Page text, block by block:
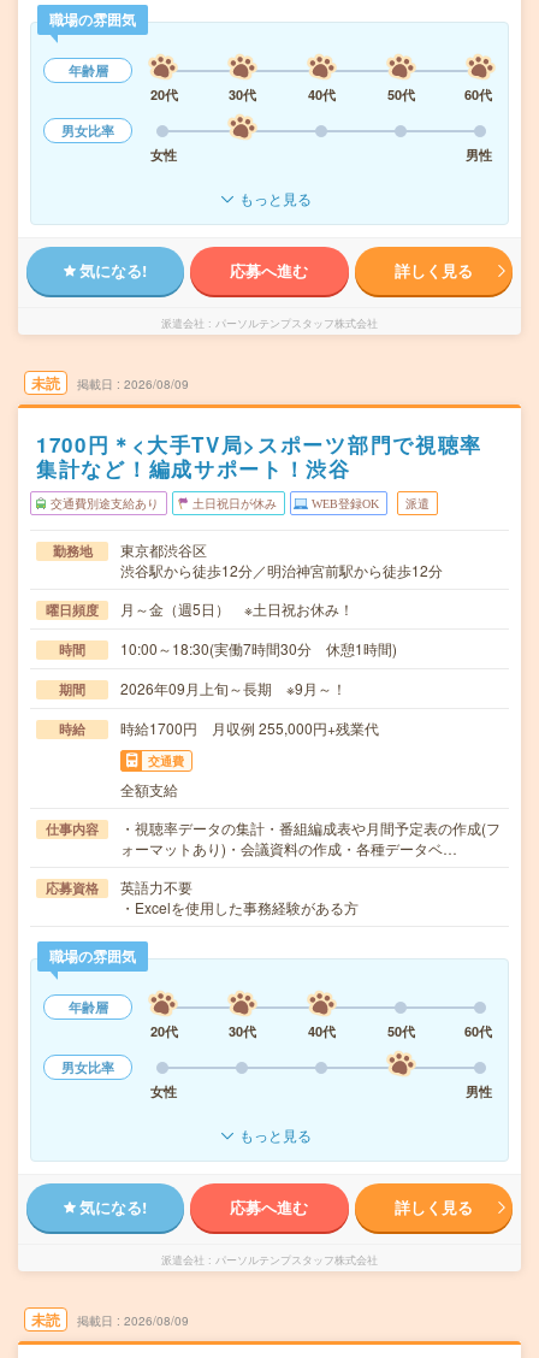
職場の雰囲気
年齢層
20代
30代 40代 50代
60代
男女比率
女性
男性
もっと見る
気になる! 応募へ進む 詳しく見る
派遣会社 パーソルテンプスタッフ株式会社
未読 掲載日 2026/08/09
1700円＊<大手TV局>スポーツ部門で視聴率
集計など！編成サポート！渋谷
交通費別途支給あり 土日祝日が休み WEB登録OK 派遣
勤務地
東京都渋谷区
渋谷駅から徒歩12分／明治神宮前駅から徒歩12分
曜日頻度 月～金（週5日） ※土日祝お休み！
時間 10:00～18:30(実働7時間30分 休憩1時間)
期間 2026年09月上旬～長期 ※9月～！
時給 時給1700円 月収例 255,000円+残業代
交通費
全額支給
仕事内容
・視聴率データの集計・番組編成表や月間予定表の作成(フ
ォーマットあり)・会議資料の作成・各種データベ…
応募資格
英語力不要
・Excelを使用した事務経験がある方
職場の雰囲気
年齢層
20代
30代 40代 50代
60代
男女比率
女性
男性
もっと見る
気になる! 応募へ進む 詳しく見る
派遣会社 パーソルテンプスタッフ株式会社
未読 掲載日 2026/08/09